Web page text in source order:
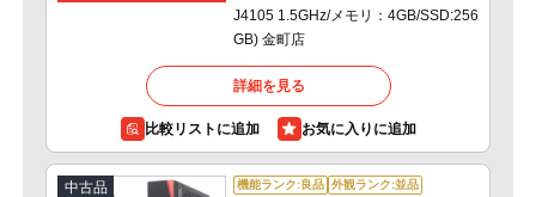
J4105 1.5GHz/メモリ：4GB/SSD:256
GB) 金町店
詳細を見る
比較リストに追加
中古品 機能ランク:良品 外観ランク:並品